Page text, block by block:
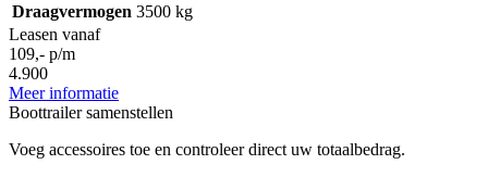
Draagvermogen 3500 kg
Leasen vanaf
109,- p/m
4.900
Meer informatie
Boottrailer samenstellen
Voeg accessoires toe en controleer direct uw totaalbedrag.